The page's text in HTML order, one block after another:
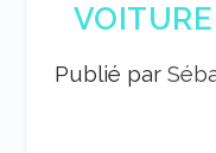
Publié par